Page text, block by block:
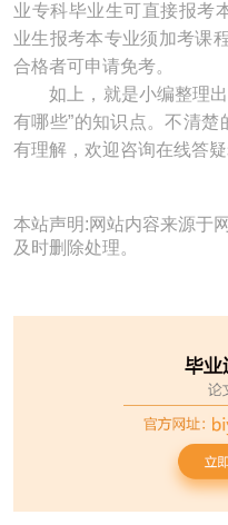
业专科毕业生可直接报考
业生报考本专业须加考课
合格者可申请免考。
如上，就是小编整理出
有哪些”的知识点。不清
有理解，欢迎咨询在线答
本站声明:网站内容来源于
及时删除处理。